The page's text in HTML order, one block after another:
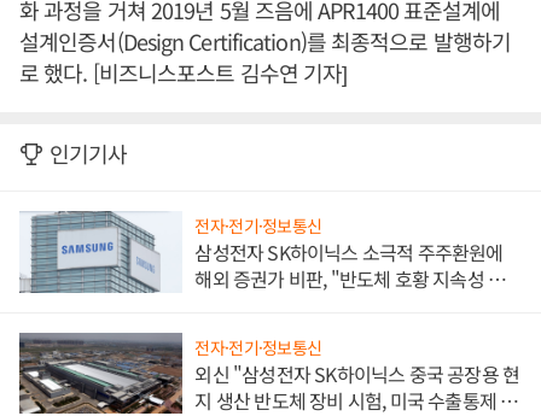
화 과정을 거쳐 2019년 5월 즈음에 APR1400 표준설계에
설계인증서(Design Certification)를 최종적으로 발행하기
로 했다. [비즈니스포스트 김수연 기자]
인기기사
전자·전기·정보통신
삼성전자 SK하이닉스 소극적 주주환원에
해외 증권가 비판, "반도체 호황 지속성 의
전자·전기·정보통신
외신 "삼성전자 SK하이닉스 중국 공장용 현
지 생산 반도체 장비 시험, 미국 수출통제 대